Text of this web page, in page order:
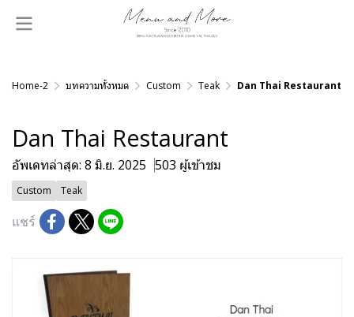
Home-2 บทความทั้งหมด Custom Teak Dan Thai Restaurant
Dan Thai Restaurant
อัพเดทล่าสุด: 8 มิ.ย. 2025 503 ผู้เข้าชม
Custom Teak
แชร์